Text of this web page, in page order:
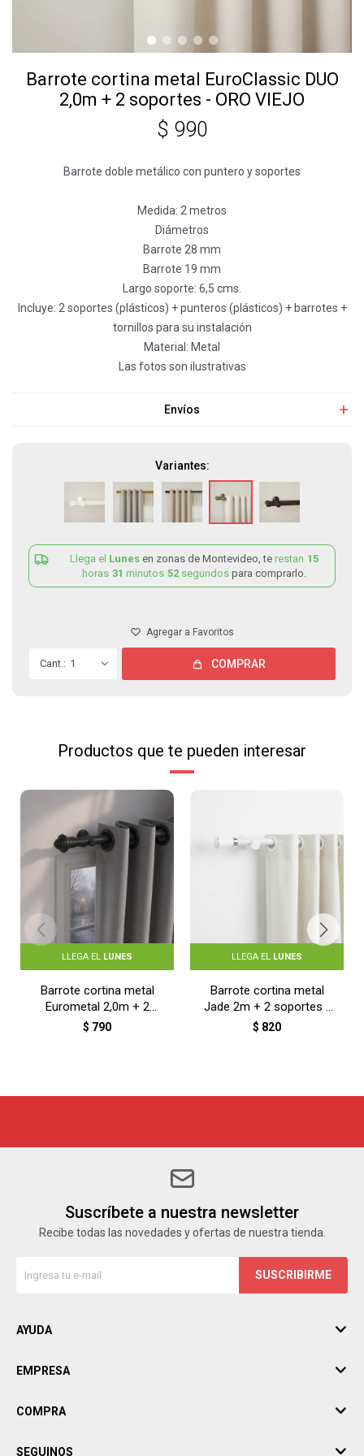
Barrote cortina metal EuroClassic DUO
2,0m + 2 soportes - ORO VIEJO
$ 990
Barrote doble metálico con puntero y soportes
Medida: 2 metros
Diámetros
Barrote 28 mm
Barrote 19 mm
Largo soporte: 6,5 cms.
Incluye: 2 soportes (plásticos) + punteros (plásticos) + barrotes +
tornillos para su instalación
Material: Metal
Las fotos son ilustrativas
Envíos
Variantes:
Llega el Lunes en zonas de Montevideo, te restan 15
horas 31 minutos 52 segundos para comprarlo.
1 COMPRAR
Productos que te pueden interesar
LLEGA EL LUNES
Barrote cortina metal
Eurometal 2,0m + 2
soportes - NEGRO
$ 790
LLEGA EL LUNES
Barrote cortina metal
Jade 2m + 2 soportes -
BLANCO
$ 820
Suscríbete a nuestra newsletter
Recibe todas las novedades y ofertas de nuestra tienda.
SUSCRIBIRME
AYUDA
EMPRESA
COMPRA
SEGUINOS